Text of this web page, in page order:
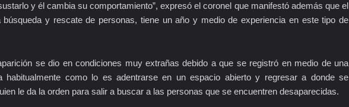
y él cambia su comportamiento”, expresó el coronel que manifestó además que el
búsqueda y rescate de personas, tiene un año y medio de experiencia en este tipo de
se dio en condiciones muy extrañas debido a que se registró en medio de una
habitualmente como lo es adentrarse en un espacio abierto y regresar a donde se
le da la orden para salir a buscar a las personas que se encuentren desaparecidas.